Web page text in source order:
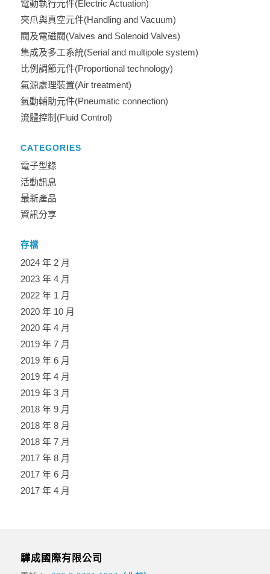
電動執行元件(Electric Actuation)
夾爪與真空元件(Handling and Vacuum)
閥及電磁閥(Valves and Solenoid Valves)
集成及多工系統(Serial and multipole system)
比例調節元件(Proportional technology)
氣源處理裝置(Air treatment)
氣動輔助元件(Pneumatic connection)
流體控制(Fluid Control)
CATEGORIES
電子型錄
活動訊息
最新產品
資訊分享
存檔
2024 年 2 月
2023 年 4 月
2022 年 1 月
2020 年 10 月
2020 年 4 月
2019 年 7 月
2019 年 6 月
2019 年 4 月
2019 年 3 月
2018 年 9 月
2018 年 8 月
2018 年 7 月
2017 年 8 月
2017 年 6 月
2017 年 4 月
驊成國際有限公司